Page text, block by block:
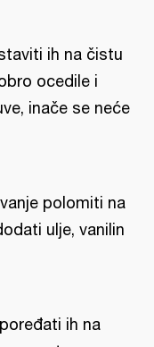
ih na čistu
ocedile i
inače se neće
polomiti na
ulje, vanilin
ih na